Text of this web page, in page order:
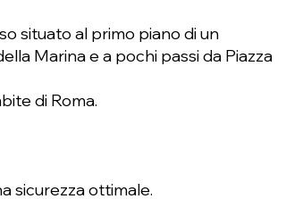
situato al primo piano di un
Marina e a pochi passi da Piazza
di Roma.
sicurezza ottimale.